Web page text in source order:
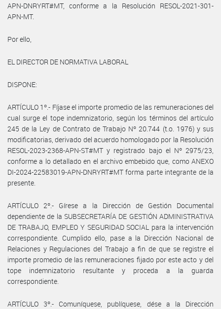
APN-DNRYRT#MT, conforme a la Resolución RESOL-2021-301-
APN-MT.
Por ello,
EL DIRECTOR DE NORMATIVA LABORAL
DISPONE:
ARTÍCULO 1º.- Fíjase el importe promedio de las remuneraciones del
cual surge el tope indemnizatorio, según los términos del artículo
245 de la Ley de Contrato de Trabajo Nº 20.744 (t.o. 1976) y sus
modificatorias, derivado del acuerdo homologado por la Resolución
RESOL-2023-2368-APN-ST#MT y registrado bajo el Nº 2975/23,
conforme a lo detallado en el archivo embebido que, como ANEXO
DI-2024-22583019-APN-DNRYRT#MT forma parte integrante de la
presente.
ARTÍCULO 2º.- Gírese a la Dirección de Gestión Documental
dependiente de la SUBSECRETARÍA DE GESTIÓN ADMINISTRATIVA
DE TRABAJO, EMPLEO Y SEGURIDAD SOCIAL para la intervención
correspondiente. Cumplido ello, pase a la Dirección Nacional de
Relaciones y Regulaciones del Trabajo a fin de que se registre el
importe promedio de las remuneraciones fijado por este acto y del
tope indemnizatorio resultante y proceda a la guarda
correspondiente.
ARTÍCULO 3º.- Comuníquese, publíquese, dése a la Dirección